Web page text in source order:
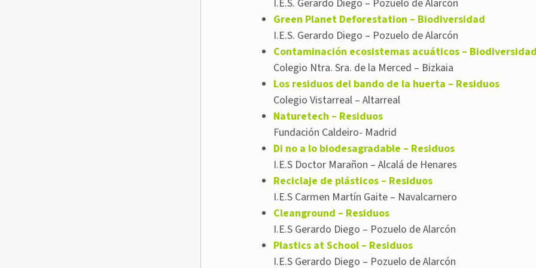
I.E.S. Gerardo Diego – Pozuelo de Alarcón
Green Planet Deforestation – Biodiversidad
I.E.S. Gerardo Diego – Pozuelo de Alarcón
Contaminación ecosistemas acuáticos –
Colegio Ntra. Sra. de la Merced – Bizkaia
Los residuos del bando de la huerta – Residuos
Colegio Vistarreal – Altarreal
Naturetech – Residuos
Fundación Caldeiro- Madrid
Di no a lo biodesagradable – Residuos
I.E.S Doctor Marañon – Alcalá de Henares
Reciclaje de plásticos – Residuos
I.E.S Carmen Martín Gaite – Navalcarnero
Cleanground – Residuos
I.E.S Gerardo Diego – Pozuelo de Alarcón
Plastics at School – Residuos
I.E.S Gerardo Diego – Pozuelo de Alarcón